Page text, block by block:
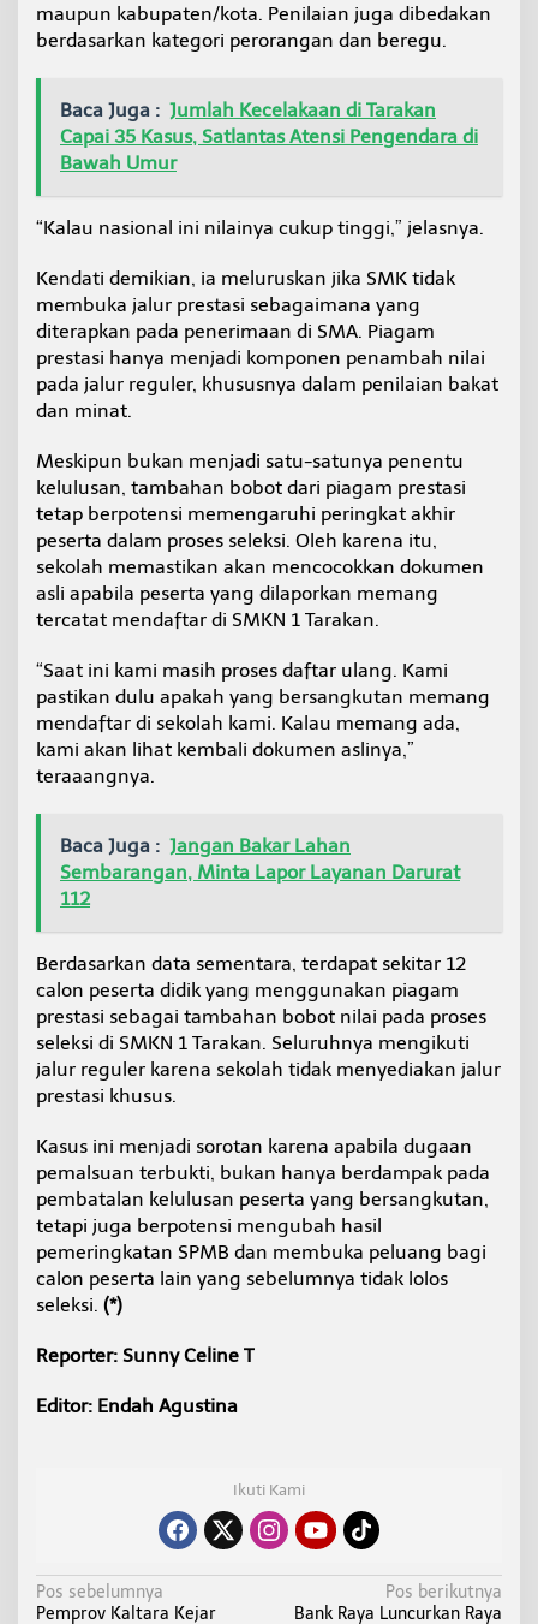
maupun kabupaten/kota. Penilaian juga dibedakan
berdasarkan kategori perorangan dan beregu.
Baca Juga : Jumlah Kecelakaan di Tarakan
Capai 35 Kasus, Satlantas Atensi Pengendara di
Bawah Umur
“Kalau nasional ini nilainya cukup tinggi,” jelasnya.
Kendati demikian, ia meluruskan jika SMK tidak
membuka jalur prestasi sebagaimana yang
diterapkan pada penerimaan di SMA. Piagam
prestasi hanya menjadi komponen penambah nilai
pada jalur reguler, khususnya dalam penilaian bakat
dan minat.
Meskipun bukan menjadi satu-satunya penentu
kelulusan, tambahan bobot dari piagam prestasi
tetap berpotensi memengaruhi peringkat akhir
peserta dalam proses seleksi. Oleh karena itu,
sekolah memastikan akan mencocokkan dokumen
asli apabila peserta yang dilaporkan memang
tercatat mendaftar di SMKN 1 Tarakan.
“Saat ini kami masih proses daftar ulang. Kami
pastikan dulu apakah yang bersangkutan memang
mendaftar di sekolah kami. Kalau memang ada,
kami akan lihat kembali dokumen aslinya,”
teraaangnya.
Baca Juga : Jangan Bakar Lahan
Sembarangan, Minta Lapor Layanan Darurat
112
Berdasarkan data sementara, terdapat sekitar 12
calon peserta didik yang menggunakan piagam
prestasi sebagai tambahan bobot nilai pada proses
seleksi di SMKN 1 Tarakan. Seluruhnya mengikuti
jalur reguler karena sekolah tidak menyediakan jalur
prestasi khusus.
Kasus ini menjadi sorotan karena apabila dugaan
pemalsuan terbukti, bukan hanya berdampak pada
pembatalan kelulusan peserta yang bersangkutan,
tetapi juga berpotensi mengubah hasil
pemeringkatan SPMB dan membuka peluang bagi
calon peserta lain yang sebelumnya tidak lolos
seleksi. (*)
Reporter: Sunny Celine T
Editor: Endah Agustina
Ikuti Kami
N
Pos sebelumnya
Pemprov Kaltara Kejar
Pos berikutnya
Bank Raya Luncurkan Raya